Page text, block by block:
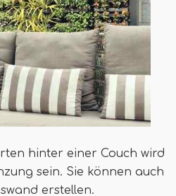
hinter einer Couch wird
sein. Sie können auch
erstellen.